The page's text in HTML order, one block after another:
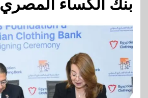
بنك الكساء المصري